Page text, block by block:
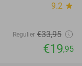
9.2 star
Regulier €33,95
€19,95